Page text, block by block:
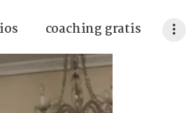
coaching gratis